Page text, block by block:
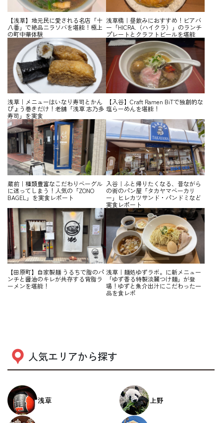
【浅草】地元民に愛される名店「十
八番」で絶品ニラソバを堪能！極上
の町中華体験
浅草橋｜昼飲みにおすすめ！ビアバ
ー「HICRA.（ハイクラ）」のランチ
プレートとクラフトビールを堪能
浅草｜メニューはいなり寿司とかん
ぴょう巻きだけ！老舗「浅草 志乃多
寿司」を実食
【入谷】Craft Ramen BiTで独創的な
塩らーめんを堪能！
蔵前｜種類豊富なこだわりベーグル
に迷ってしまう！人気の「ZONO
BAGEL」を実食レポート
入谷｜ふと帰りたくなる、昔ながら
の街のパン屋「タカヤマベーカリ
ー」ヒレカツサンド・パンドミなど
実食レポート
【田原町】自家製麺 うるちで脂のパ
ンチと醤油のキレが共存する背脂ラ
ーメンを堪能！
浅草｜麺処ゆずラボ。に新メニュー
「ゆず香る特製淡麗つけ麺」が登
場！ゆずと魚介出汁にこだわった一
品を食レポ
人気エリアから探す
浅草 上野